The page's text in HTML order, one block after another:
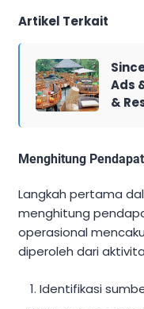
Artikel Terkait
Ads
&
Menghitung
Langkah pertama
menghitung
operasional
diperoleh dari
Identifikasi